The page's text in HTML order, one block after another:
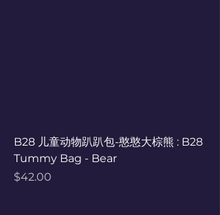
B28 儿童动物趴趴包-憨憨大棕熊 : B28
Tummy Bag - Bear
Price
$42.00